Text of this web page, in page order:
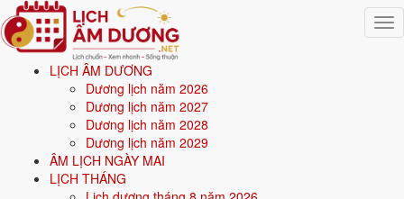
LỊCH ÂM DƯƠNG
Dương lịch năm 2026
Dương lịch năm 2027
Dương lịch năm 2028
Dương lịch năm 2029
ÂM LỊCH NGÀY MAI
LỊCH THÁNG
Trang chủ
Mệnh ngũ hành
Sinh năm 1951